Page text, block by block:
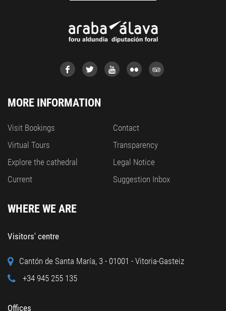
MORE INFORMATION
Visit Bookings
Virtual Tours
Explore the cathedral
Current
Contact
Transparency
Legal Notice
Suggestion Inbox
WHERE WE ARE
Visitors' centre
Cantón de Santa María, 3 - 01001 - Vitoria-Gasteiz
+34 945 255 135
Offices